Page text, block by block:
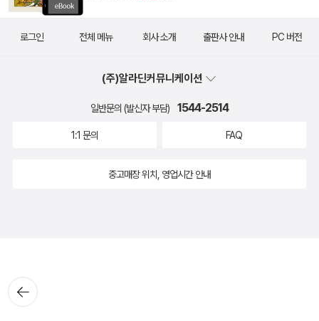
뒤로가
기
로그인 전체 메뉴 회사 소개 출판사 안내 PC 버전
(주)알라딘커뮤니케이션
일반문의 (발신자 부담) 1544-2514
1:1 문의 FAQ
중고매장 위치, 영업시간 안내